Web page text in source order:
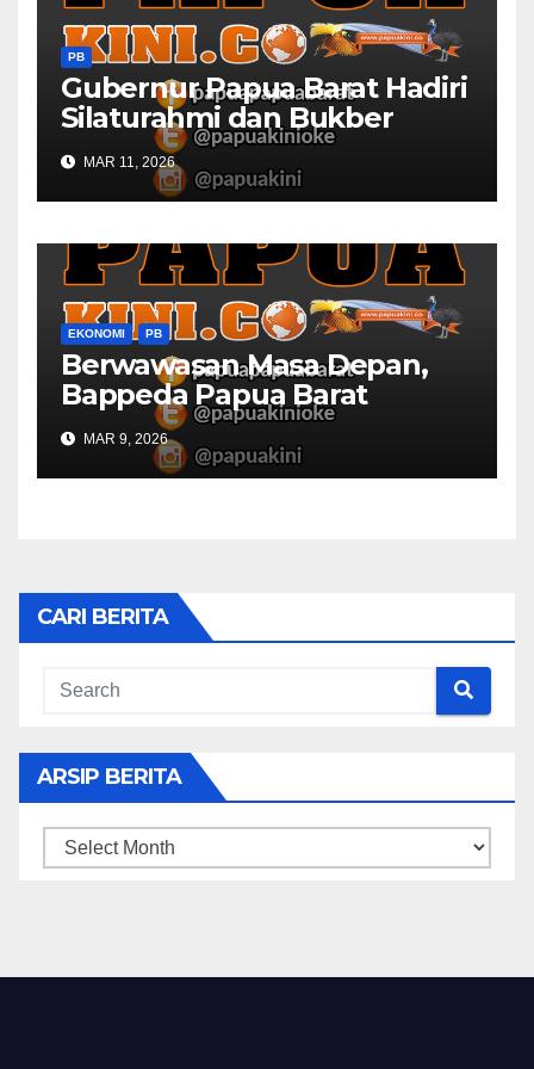
PB
Gubernur Papua Barat Hadiri
Silaturahmi dan Bukber
Bersama DPR RI dan
Mendagri di IPDN
MAR 11, 2026
EKONOMI PB
Berwawasan Masa Depan,
Bappeda Papua Barat
Konsultasi Publik RKPD 2027
MAR 9, 2026
CARI BERITA
ARSIP BERITA
ARSIP